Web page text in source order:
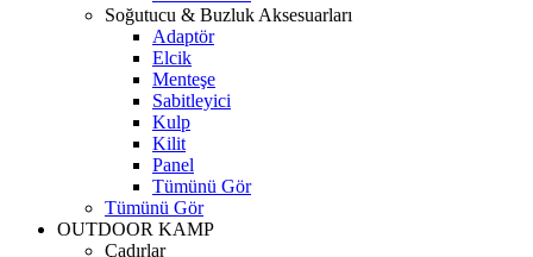
Soğutucu & Buzluk Aksesuarları
Adaptör
Elcik
Menteşe
Sabitleyici
Kulp
Kilit
Panel
Tümünü Gör
Tümünü Gör
OUTDOOR KAMP
Çadırlar